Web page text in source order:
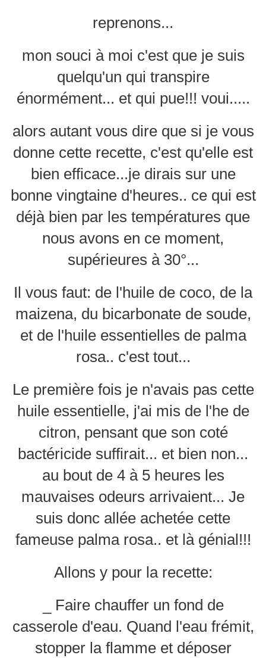
reprenons...
mon souci à moi c'est que je suis
quelqu'un qui transpire
énormément... et qui pue!!! voui.....
alors autant vous dire que si je vous
donne cette recette, c'est qu'elle est
bien efficace...je dirais sur une
bonne vingtaine d'heures.. ce qui est
déjà bien par les températures que
nous avons en ce moment,
supérieures à 30°...
Il vous faut: de l'huile de coco, de la
maizena, du bicarbonate de soude,
et de l'huile essentielles de palma
rosa.. c'est tout...
Le première fois je n'avais pas cette
huile essentielle, j'ai mis de l'he de
citron, pensant que son coté
bactéricide suffirait... et bien non...
au bout de 4 à 5 heures les
mauvaises odeurs arrivaient... Je
suis donc allée achetée cette
fameuse palma rosa.. et là génial!!!
Allons y pour la recette:
_ Faire chauffer un fond de
casserole d'eau. Quand l'eau frémit,
stopper la flamme et déposer